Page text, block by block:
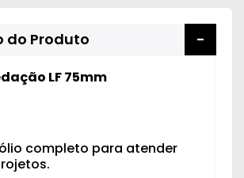
do Produto
LF 75mm
completo para atender